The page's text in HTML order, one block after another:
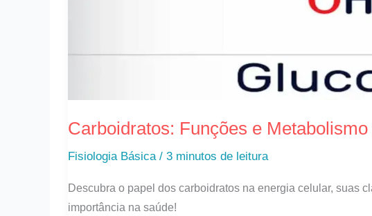
Carboidratos: Funções e
Fisiologia Básica/ 3 minutos de leitura
Descubra o papel dos carboidratos na energia celular, suas
importância na saúde!